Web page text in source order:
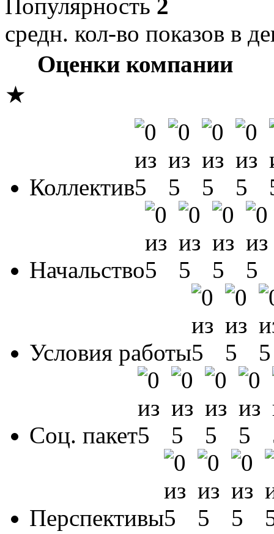
Популярность 2
средн. кол-во показов в
Оценки компании
★
Коллектив
Начальство
Условия работы
Соц. пакет
Перспективы